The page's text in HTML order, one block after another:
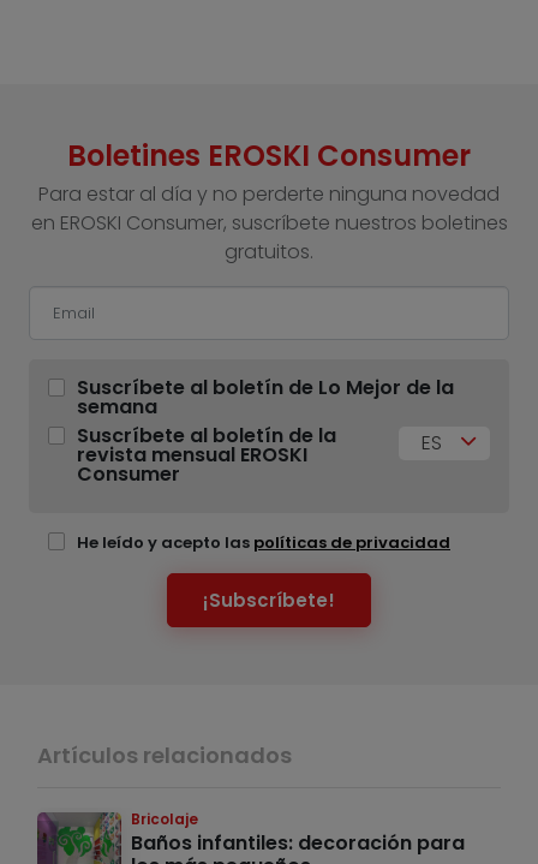
Boletines EROSKI Consumer
Para estar al día y no perderte ninguna novedad
en EROSKI Consumer, suscríbete nuestros boletines
gratuitos.
Suscríbete al boletín de Lo Mejor de la
semana
Suscríbete al boletín de la
revista mensual EROSKI
Consumer
ES
He leído y acepto las políticas de privacidad
¡Subscríbete!
Artículos relacionados
Bricolaje
Baños infantiles: decoración para